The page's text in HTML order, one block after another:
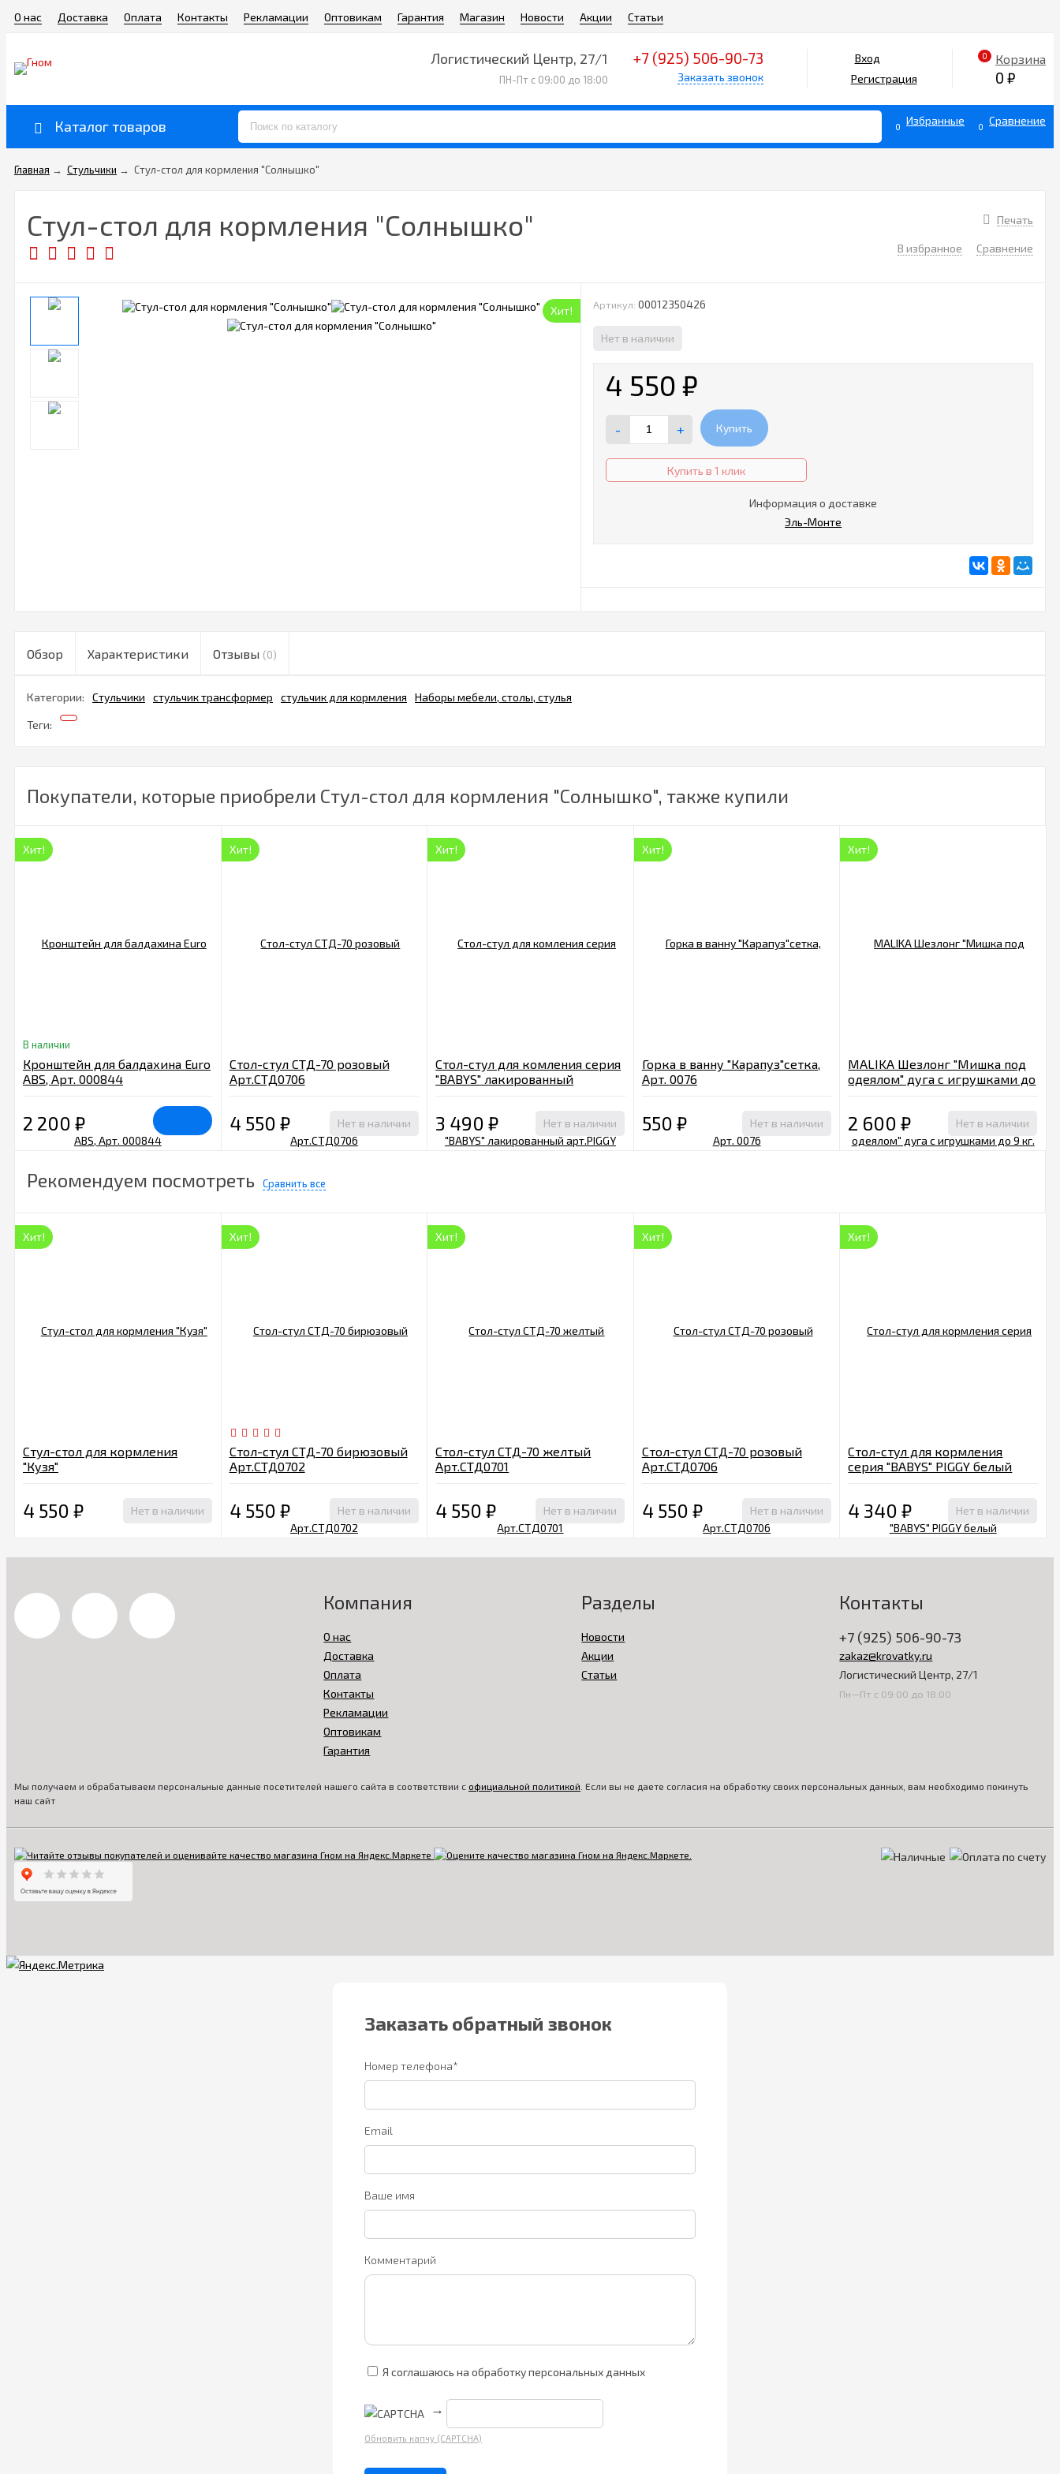
О нас Доставка Оплата Контакты Рекламации Оптовикам Гарантия Магазин Новости Акции Статьи
Логистический Центр, 27/1
ПН-Пт с 09:00 до 18:00
+7 (925) 506-90-73
Заказать звонок
Вход
Регистрация
0 Корзина
0 ₽
Каталог товаров 0 Избранные 0 Сравнение
Главная → Стульчики → Стул-стол для кормления "Солнышко"
Печать
Стул-стол для кормления "Солнышко"
В избранное Сравнение
Хит! Артикул: 00012350426
Нет в наличии
4 550₽
- + Купить
Купить в 1 клик
Информация о доставке
Эль-Монте
Обзор Характеристики Отзывы (0)
Категории: Стульчики стульчик трансформер стульчик для кормления Наборы мебели, столы, стулья
Теги:
Покупатели, которые приобрели Стул-стол для кормления "Солнышко", также купили
Хит!
В наличии
Кронштейн для балдахина Euro
ABS, Арт. 000844
2 200 ₽
Хит!
Стол-стул СТД-70 розовый
Арт.СТД0706
4 550 ₽ Нет в наличии
Хит!
Стол-стул для комления серия
"BABYS" лакированный
3 490₽ Нет в наличии
Хит!
Горка в ванну "Карапуз"сетка,
Арт. 0076
550 ₽ Нет в наличии
Хит!
MALIKA Шезлонг "Мишка под
одеялом" дуга с игрушками до
2 600₽ Нет в наличии
Рекомендуем посмотреть Сравнить все
Хит!
Стул-стол для кормления
"Кузя"
4 550 ₽ Нет в наличии
Хит!
Стол-стул СТД-70 бирюзовый
Арт.СТД0702
4 550 ₽ Нет в наличии
Хит!
Стол-стул СТД-70 желтый
Арт.СТД0701
4 550₽ Нет в наличии
Хит!
Стол-стул СТД-70 розовый
Арт.СТД0706
4 550 ₽ Нет в наличии
Хит!
Стол-стул для кормления
серия "BABYS" PIGGY белый
4 340₽ Нет в наличии
Компания
О нас
Доставка
Оплата
Контакты
Рекламации
Оптовикам
Гарантия
Разделы
Новости
Акции
Статьи
Контакты
+7 (925) 506-90-73
zakaz@krovatky.ru
Логистический Центр, 27/1
Пн—Пт с 09:00 до 18:00
Мы получаем и обрабатываем персональные данные посетителей нашего сайта в соответствии с официальной политикой . Если вы не даете согласия на обработку своих персональных данных, вам необходимо покинуть
наш сайт
Заказать обратный звонок
Номер телефона*
Email
Ваше имя
Комментарий
Я соглашаюсь на обработку персональных данных
→
Обновить капчу (CAPTCHA)